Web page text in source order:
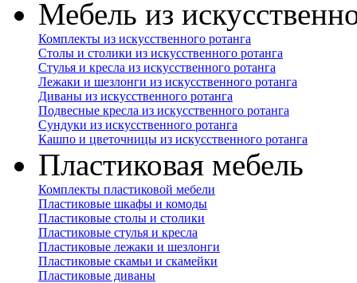
Мебель из
Комплекты из искусственного ротанга
Столы и столики из искусственного ротанга
Стулья и кресла из искусственного ротанга
Лежаки и шезлонги из искусственного ротанга
Диваны из искусственного ротанга
Подвесные кресла из искусственного ротанга
Сундуки из искусственного ротанга
Кашпо и цветочницы из искусственного ротанга
Пластиковая мебель
Комплекты пластиковой мебели
Пластиковые шкафы и комоды
Пластиковые столы и столики
Пластиковые стулья и кресла
Пластиковые лежаки и шезлонги
Пластиковые скамьи и скамейки
Пластиковые диваны